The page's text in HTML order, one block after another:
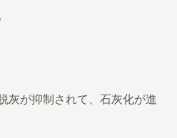
灰が抑制されて、石灰化が進